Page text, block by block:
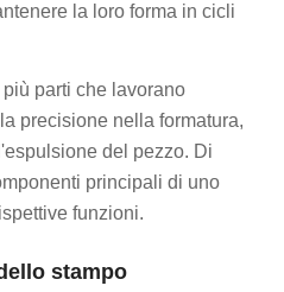
la loro forma in cicli
parti che lavorano
precisione nella formatura,
del pezzo. Di
principali di uno
funzioni.
stampo